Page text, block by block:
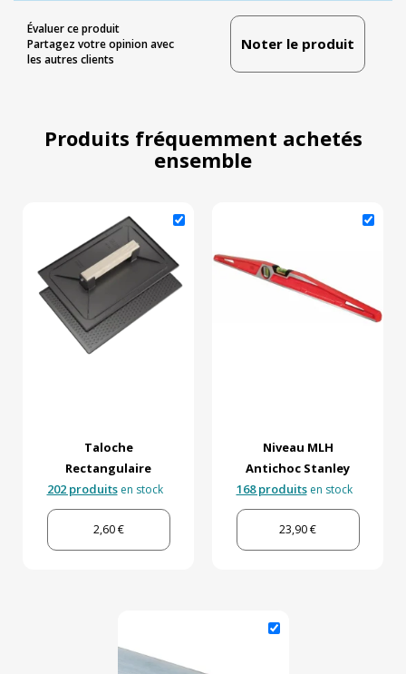
Évaluer ce produit
Partagez votre opinion avec
les autres clients
Noter le produit
Produits fréquemment achetés
ensemble
Taloche
Rectangulaire
202 produitsen stock
2,60 €
Niveau MLH
Antichoc Stanley
168 produitsen stock
23,90 €